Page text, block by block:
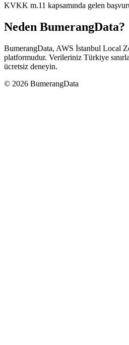
KVKK m.11 kapsamında gelen
Neden BumerangData?
BumerangData, AWS İstanbul Local
platformudur. Verileriniz Türkiye
ücretsiz deneyin.
© 2026 BumerangData